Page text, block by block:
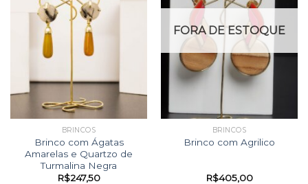
BRINCOS
Brinco com Ágatas
Amarelas e Quartzo de
Turmalina Negra
R$247,50
FORA DE ESTOQUE
BRINCOS
Brinco com Agrilico
R$405,00